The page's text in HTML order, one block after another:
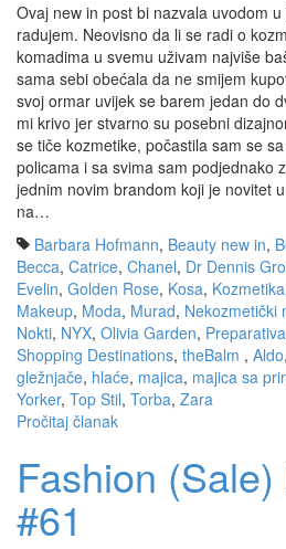
Ovaj new in post bi nazvala uvodom
radujem. Neovisno da li se radi o
komadima u svemu uživam najviše
sama sebi obećala da ne smijem
svoj ormar uvijek se barem jedan do
mi krivo jer stvarno su posebni
se tiče kozmetike, počastila sam se
policama i sa svima sam podjednako
jednim novim brandom koji je novitet
na…
Barbara Hofmann, Beauty new in,
Becca, Catrice, Chanel, Dr Dennis
Evelin, Golden Rose, Kosa, Kozmetika
Makeup, Moda, Murad, Nekozmetički
Nokti, NYX, Olivia Garden, Preparativa
Shopping Destinations, theBalm , Aldo,
gležnjače, hlaće, majica, majica sa
Yorker, Top Stil, Torba, Zara
Pročitaj članak
Fashion
#61